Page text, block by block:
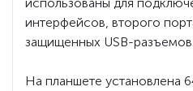
интерфейсов, второго
защищенных USB-разъемов.
На планшете установлена